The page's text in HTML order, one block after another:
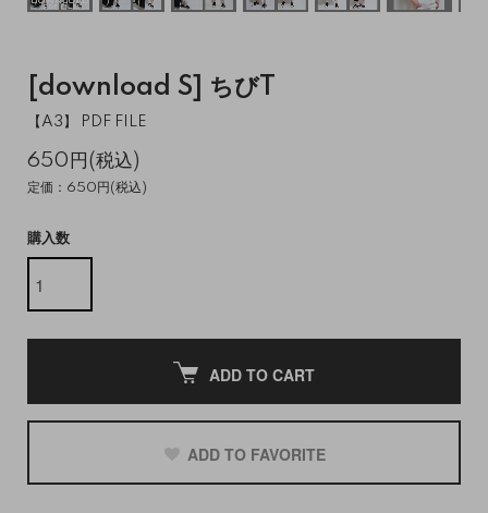
[download S] ちびT
【A3】 PDF FILE
650円(税込)
定価：650円(税込)
購入数
ADD TO CART
ADD TO FAVORITE